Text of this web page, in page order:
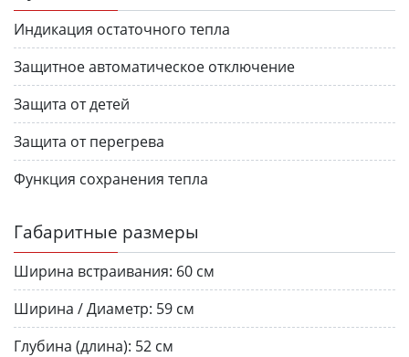
Индикация остаточного тепла
Защитное автоматическое отключение
Защита от детей
Защита от перегрева
Функция сохранения тепла
Габаритные размеры
Ширина встраивания: 60 см
Ширина / Диаметр: 59 см
Глубина (длина): 52 см